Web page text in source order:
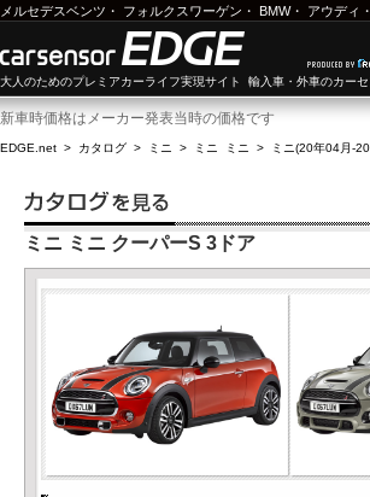
メルセデスベンツ ・ フォルクスワーゲン ・ BMW・ アウディ ・
大人のためのプレミアカーライフ実現サイト 輸入車・外車のカー
新車時価格はメーカー発表当時の価格です
EDGE.net > カタログ > ミニ > ミニ ミニ > ミニ(20年04月-
ミニ ミニ クーパーS 3ドア